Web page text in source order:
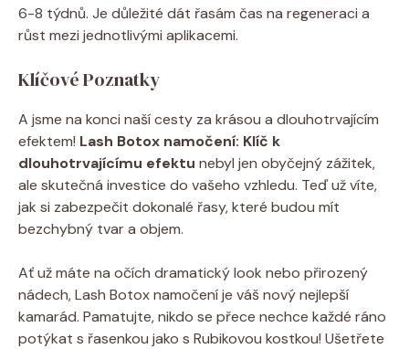
6-8 týdnů. Je důležité dát řasám čas na regeneraci a
růst mezi jednotlivými aplikacemi.
Klíčové Poznatky
A jsme na konci naší cesty za krásou a dlouhotrvajícím
efektem! Lash Botox namočení: Klíč k
dlouhotrvajícímu efektu nebyl jen obyčejný zážitek,
ale skutečná investice do vašeho vzhledu. Teď už víte,
jak si zabezpečit dokonalé řasy, které budou mít
bezchybný tvar a objem.
Ať už máte na očích dramatický look nebo přirozený
nádech, Lash Botox namočení je váš nový nejlepší
kamarád. Pamatujte, nikdo se přece nechce každé ráno
potýkat s řasenkou jako s Rubikovou kostkou! Ušetřete